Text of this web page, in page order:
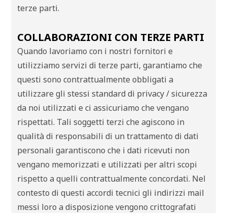
terze parti.
COLLABORAZIONI CON TERZE PARTI
Quando lavoriamo con i nostri fornitori e
utilizziamo servizi di terze parti, garantiamo che
questi sono contrattualmente obbligati a
utilizzare gli stessi standard di privacy / sicurezza
da noi utilizzati e ci assicuriamo che vengano
rispettati. Tali soggetti terzi che agiscono in
qualità di responsabili di un trattamento di dati
personali garantiscono che i dati ricevuti non
vengano memorizzati e utilizzati per altri scopi
rispetto a quelli contrattualmente concordati. Nel
contesto di questi accordi tecnici gli indirizzi mail
messi loro a disposizione vengono crittografati